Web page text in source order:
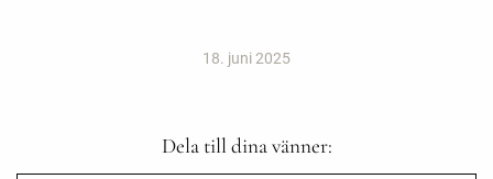
18. juni 2025
Dela till dina vänner: